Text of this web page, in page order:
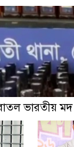
ভারতীয় মদ